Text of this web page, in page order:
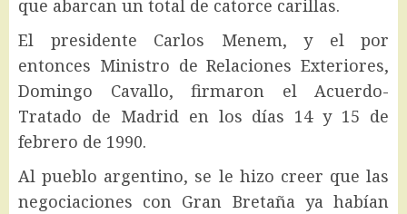
que abarcan un total de catorce carillas.
El presidente Carlos Menem, y el por
entonces Ministro de Relaciones Exteriores,
Domingo Cavallo, firmaron el Acuerdo-
Tratado de Madrid en los días 14 y 15 de
febrero de 1990.
Al pueblo argentino, se le hizo creer que las
negociaciones con Gran Bretaña ya habían